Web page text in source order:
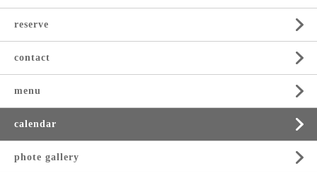
reserve
contact
menu
calendar
phote gallery